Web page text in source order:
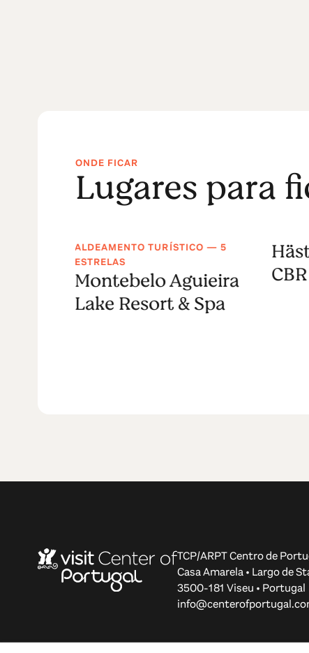
ONDE FICAR
Lugares para
ALDEAMENTO TURÍSTICO — 5
ESTRELAS
Montebelo Aguieira
Lake Resort & Spa
TCP/ARPT Centro de
Casa Amarela • Largo de
3500-181 Viseu • Portugal